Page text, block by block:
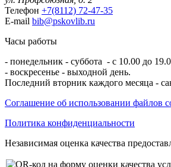
Телефон +7(8112) 72-47-35
E-mail bib@pskovlib.ru
Часы работы
- понедельник - суббота - с 10.00 до
- воскресенье - выходной день.
Последний вторник каждого месяца -
Соглашение об использовании файлов
Политика конфиденциальности
Независимая оценка качества